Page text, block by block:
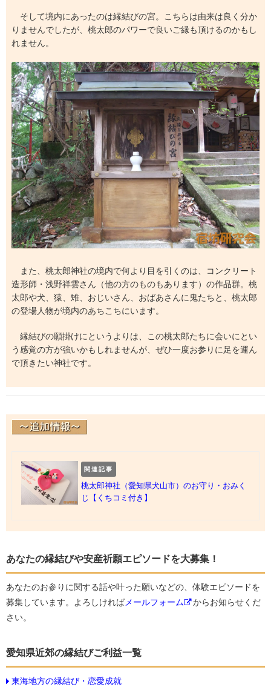
そして境内にあったのは縁結びの宮。こちらは由来は良く分か
りませんでしたが、桃太郎のパワーで良いご縁も頂けるのかもし
れません。
また、桃太郎神社の境内で何より目を引くのは、コンクリート
造形師・浅野祥雲さん（他の方のものもあります）の作品群。桃
太郎や犬、猿、雉、おじいさん、おばあさんに鬼たちと、桃太郎
の登場人物が境内のあちこちにいます。
縁結びの願掛けにというよりは、この桃太郎たちに会いにとい
う感覚の方が強いかもしれませんが、ぜひ一度お参りに足を運ん
で頂きたい神社です。
関連記事
桃太郎神社（愛知県犬山市）のお守り・おみく
じ【くちコミ付き】
あなたの縁結びや安産祈願エピソードを大募集！
あなたのお参りに関する話や叶った願いなどの、体験エピソードを
募集しています。よろしければ メールフォーム
からお知らせくだ
さい。
愛知県近郊の縁結びご利益一覧
東海地方の縁結び・恋愛成就